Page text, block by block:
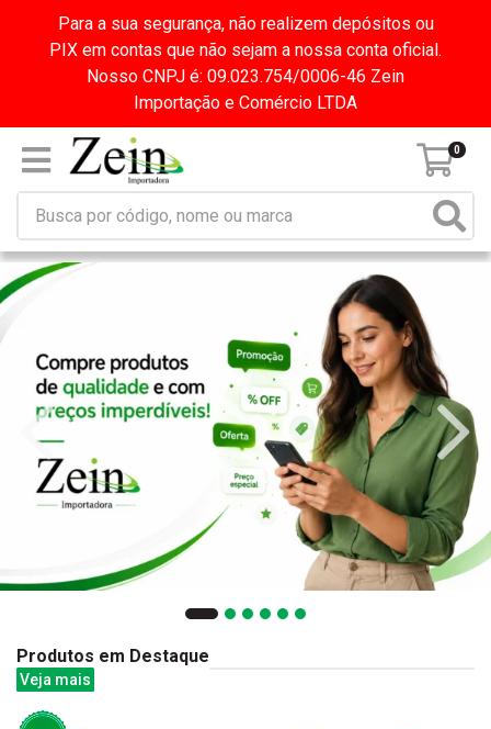
Para a sua segurança, não realizem depósitos ou
PIX em contas que não sejam a nossa conta oficial.
Nosso CNPJ é: 09.023.754/0006-46 Zein
Importação e Comércio LTDA
0
Produtos em Destaque
Veja mais